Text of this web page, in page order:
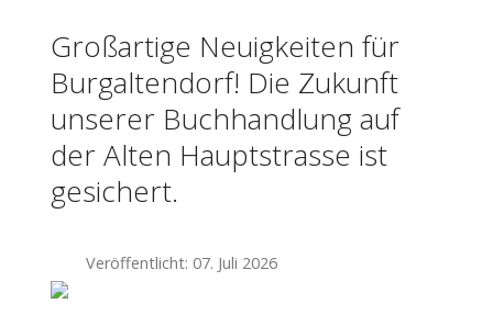
Großartige Neuigkeiten für
Burgaltendorf! Die Zukunft
unserer Buchhandlung auf
der Alten Hauptstrasse ist
gesichert.
Veröffentlicht: 07. Juli 2026